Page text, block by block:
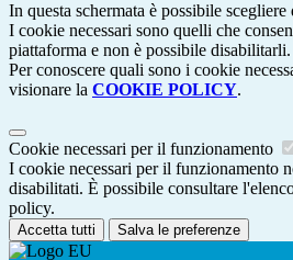
In questa schermata è possibile
I cookie necessari sono quelli che
piattaforma e non è possibile disabilitarli.
Per conoscere quali sono i cookie
visionare la COOKIE POLICY.
Cookie necessari per il funzionamento
I cookie necessari per il funzionamento
disabilitati. È possibile consultare
policy.
Accetta tutti Salva le preferenze